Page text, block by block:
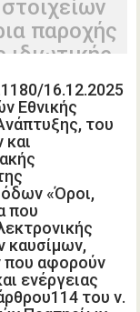
παροχής
ιδιωτικής
Μητρώο
Παροχής
και
στα
16.12.2025
Εθνικής
του
«Όροι,
που
καυσίμων,
που αφορούν
ενέργειας
του ν.